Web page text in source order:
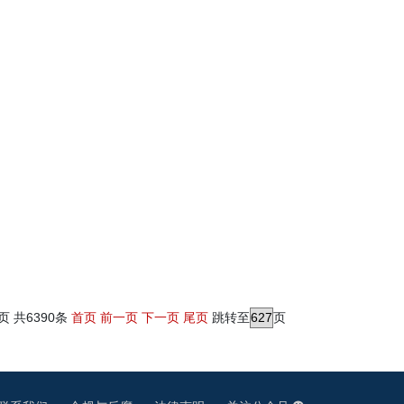
共6390条 首页 前一页 下一页 尾页跳转至 页